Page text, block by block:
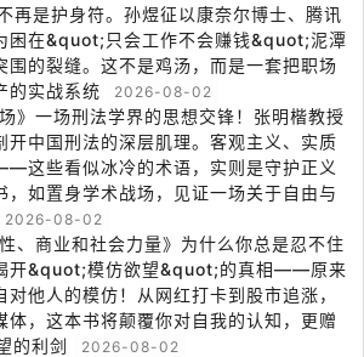
再是护身符。孙煜征以康奈尔博士、腾讯
困在&quot;只会工作不会赚钱&quot;泥潭
围的裂缝。这不是鸡汤，而是一套把职场
的实战系统
2026-08-02
》一场刑法学界的思想交锋！张明楷教授
开中国刑法的深层肌理。客观主义、实质
这些看似冰冷的术语，实则是守护正义
，如置身学术战场，见证一场关于自由与
2026-08-02
、商业和社会力量》为什么你总是忍不住
开&quot;模仿欲望&quot;的真相——原来
他人的模仿！从网红打卡到股市追涨，
体，这本书将颠覆你对自我的认知，更赠
的利剑
2026-08-02